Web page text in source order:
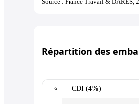
Source : France Travail & DARES,
Répartition des
CDI (4%)